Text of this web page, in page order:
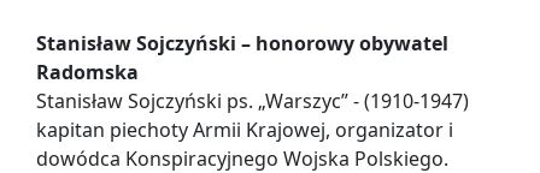
Stanisław Sojczyński – honorowy obywatel
Radomska
Stanisław Sojczyński ps. „Warszyc” - (1910-1947)
kapitan piechoty Armii Krajowej, organizator i
dowódca Konspiracyjnego Wojska Polskiego.